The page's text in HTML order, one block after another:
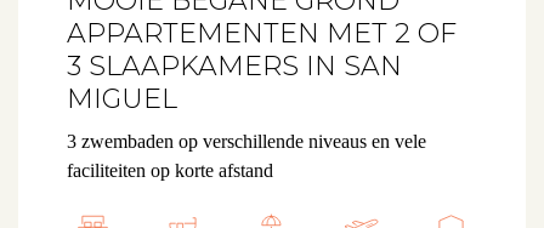
APPARTEMENTEN MET 2 OF
3 SLAAPKAMERS IN SAN
MIGUEL
3 zwembaden op verschillende niveaus en vele
faciliteiten op korte afstand